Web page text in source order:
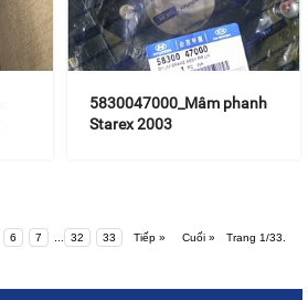
5830047000_Mâm phanh
Starex 2003
6 7 32 33 Tiếp » Cuối »
Trang 1/33.